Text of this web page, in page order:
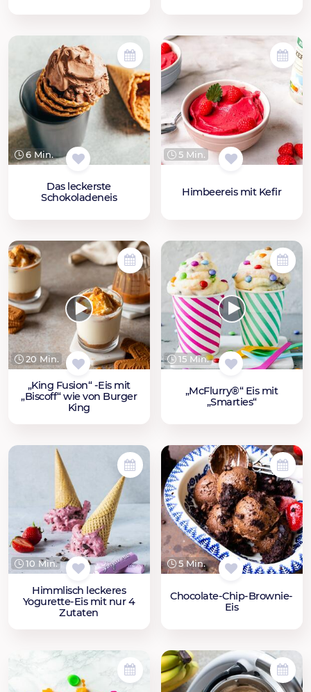
6 Min.
Das leckerste
Schokoladeneis
5 Min.
Himbeereis mit Kefir
20 Min.
„King Fusion“ -Eis mit
„Biscoff“ wie von Burger
King
15 Min.
„McFlurry®“ Eis mit
„Smarties“
10 Min.
Himmlisch leckeres
Yogurette-Eis mit nur 4
Zutaten
5 Min.
Chocolate-Chip-Brownie-
Eis